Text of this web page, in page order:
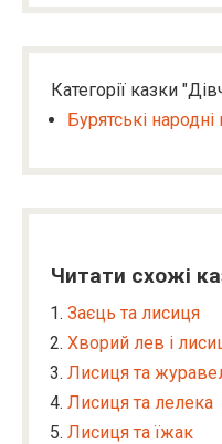
Категорії казки
Бурятські народні
Читати схожі
Заєць та лисиця
Хворий лев і
Лисиця та
Лисиця та лелека
Лисиця та їжак